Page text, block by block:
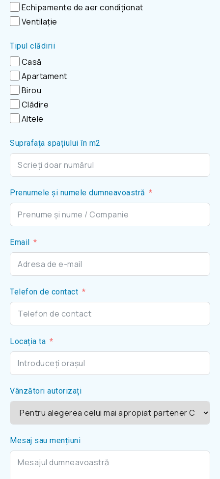
Echipamente de aer condiționat
Ventilație
Tipul clădirii
Casă
Apartament
Birou
Clădire
Altele
Suprafața spațiului în m2
Prenumele și numele dumneavoastră
Email
Telefon de contact
Locația ta
Vânzători autorizați
Mesaj sau mențiuni